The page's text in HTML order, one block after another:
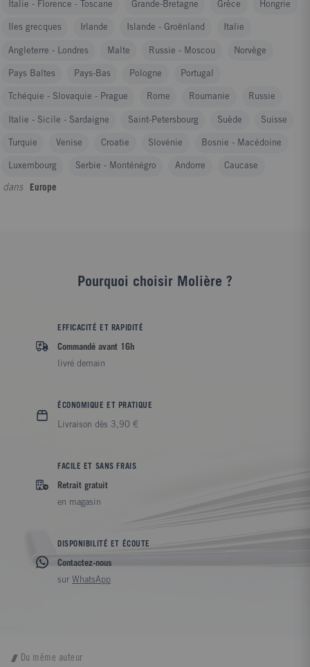
Italie - Florence - Toscane Grande-Bretagne Grèce Hongrie
Iles grecques Irlande Islande - Groënland Italie
Angleterre - Londres Malte Russie - Moscou Norvège
Pays Baltes Pays-Bas Pologne Portugal
Tchéquie - Slovaquie - Prague Rome Roumanie Russie
Italie - Sicile - Sardaigne Saint-Petersbourg Suède Suisse
Turquie Venise Croatie Slovénie Bosnie - Macédoine
Luxembourg Serbie - Monténégro Andorre Caucase
dans Europe
Pourquoi choisir Molière ?
EFFICACITÉ ET RAPIDITÉ
Commandé avant 16h
livré demain
ÉCONOMIQUE ET PRATIQUE
Livraison dès 3,90 €
FACILE ET SANS FRAIS
Retrait gratuit
en magasin
DISPONIBILITÉ ET ÉCOUTE
Contactez-nous
sur WhatsApp
Du même auteur